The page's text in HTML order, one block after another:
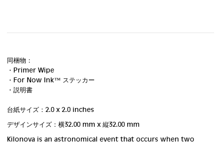
同梱物：
・Primer Wipe
・For Now Ink ™ ステッカー
・説明書
台紙サイズ：2.0 x 2.0 inches
デザインサイズ：横32.00 mm x 縦32.00 mm
Kilonova is an astronomical event that occurs when two